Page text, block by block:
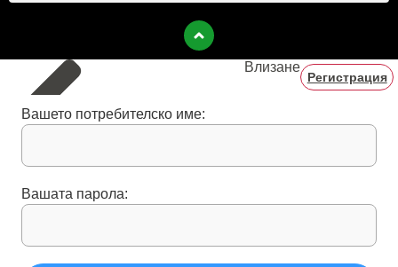
Влизане
Регистрация
Вашето потребителско име:
Вашата парола: